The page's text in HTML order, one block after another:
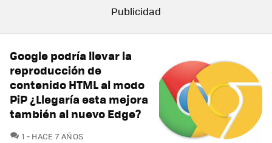
Google podría llevar la
reproducción de
contenido HTML al modo
PiP ¿Llegaría esta mejora
también al nuevo Edge?
1 COMENTARIOS
HACE 7 AÑOS